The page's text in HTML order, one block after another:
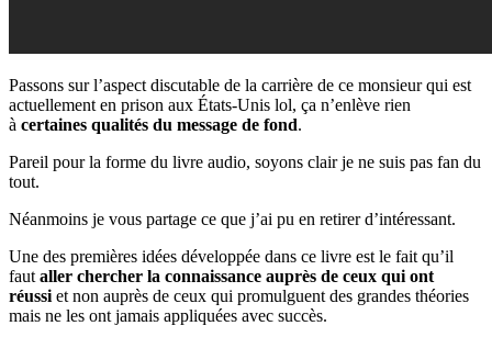
Passons sur l’aspect discutable de la carrière de ce monsieur qui est
actuellement en prison aux États-Unis lol, ça n’enlève rien
à certaines qualités du message de fond.
Pareil pour la forme du livre audio, soyons clair je ne suis pas fan du
tout.
Néanmoins je vous partage ce que j’ai pu en retirer d’intéressant.
Une des premières idées développée dans ce livre est le fait qu’il
faut aller chercher la connaissance auprès de ceux qui ont
réussi et non auprès de ceux qui promulguent des grandes théories
mais ne les ont jamais appliquées avec succès.